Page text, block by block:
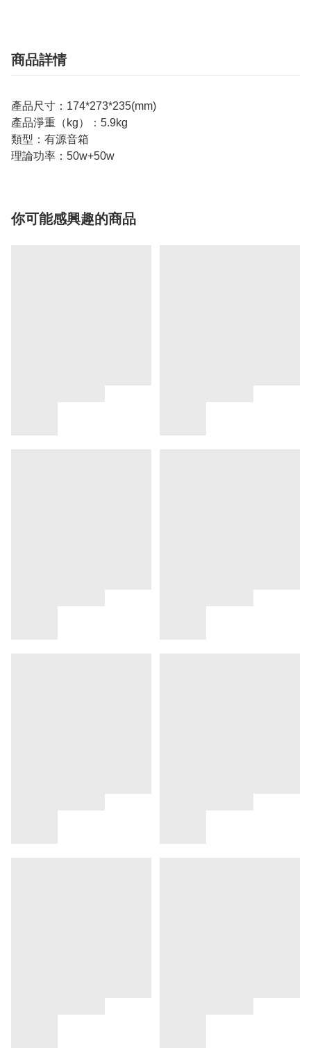
商品詳情
產品尺寸：174*273*235(mm)
產品淨重（kg）：5.9kg
類型：有源音箱
理論功率：50w+50w
你可能感興趣的商品